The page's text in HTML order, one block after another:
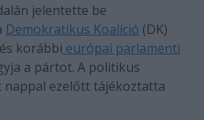
jelentette be
Demokratikus Koalíció (DK)
korábbi európai parlamenti
a pártot. A politikus
nappal ezelőtt tájékoztatta